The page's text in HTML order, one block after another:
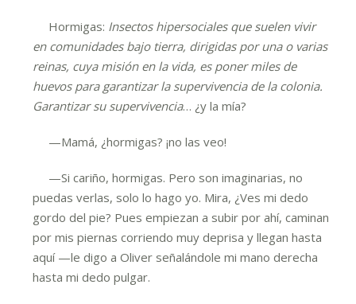
Hormigas: Insectos hipersociales que suelen vivir
en comunidades bajo tierra, dirigidas por una o varias
reinas, cuya misión en la vida, es poner miles de
huevos para garantizar la supervivencia de la colonia.
Garantizar su supervivencia… ¿y la mía?
—Mamá, ¿hormigas? ¡no las veo!
—Si cariño, hormigas. Pero son imaginarias, no
puedas verlas, solo lo hago yo. Mira, ¿Ves mi dedo
gordo del pie? Pues empiezan a subir por ahí, caminan
por mis piernas corriendo muy deprisa y llegan hasta
aquí —le digo a Oliver señalándole mi mano derecha
hasta mi dedo pulgar.